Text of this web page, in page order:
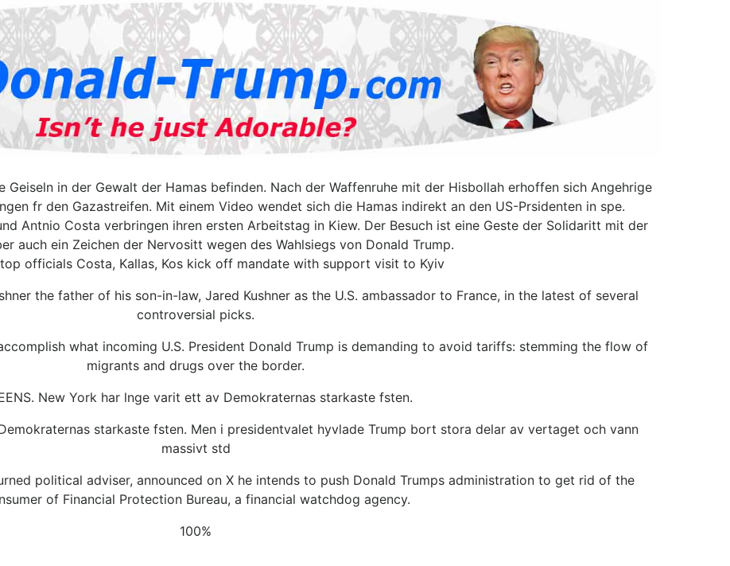
Geiseln in der Gewalt der Hamas befinden. Nach der Waffenruhe mit der Hisbollah erhoffen sich Angehrige
fr den Gazastreifen. Mit einem Video wendet sich die Hamas indirekt an den US-Prsidenten in spe.
Antnio Costa verbringen ihren ersten Arbeitstag in Kiew. Der Besuch ist eine Geste der Solidaritt mit der
auch ein Zeichen der Nervositt wegen des Wahlsiegs von Donald Trump.
officials Costa, Kallas, Kos kick off mandate with support visit to Kyiv
the father of his son-in-law, Jared Kushner as the U.S. ambassador to France, in the latest of several
controversial picks.
what incoming U.S. President Donald Trump is demanding to avoid tariffs: stemming the flow of
migrants and drugs over the border.
New York har lnge varit ett av Demokraternas starkaste fsten.
starkaste fsten. Men i presidentvalet hyvlade Trump bort stora delar av vertaget och vann
massivt std
political adviser, announced on X he intends to push Donald Trumps administration to get rid of the
of Financial Protection Bureau, a financial watchdog agency.
100%